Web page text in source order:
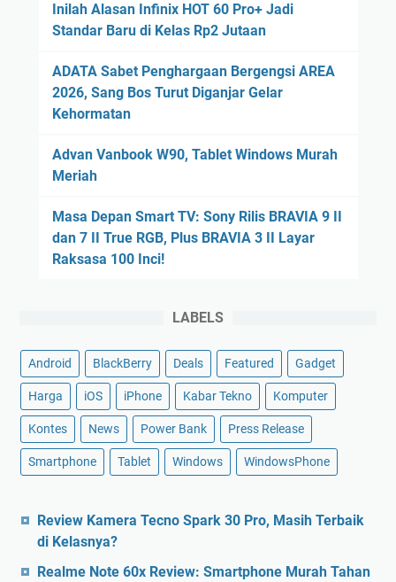
Inilah Alasan Infinix HOT 60 Pro+ Jadi
Standar Baru di Kelas Rp2 Jutaan
ADATA Sabet Penghargaan Bergengsi AREA
2026, Sang Bos Turut Diganjar Gelar
Kehormatan
Advan Vanbook W90, Tablet Windows Murah
Meriah
Masa Depan Smart TV: Sony Rilis BRAVIA 9 II
dan 7 II True RGB, Plus BRAVIA 3 II Layar
Raksasa 100 Inci!
LABELS
Android BlackBerry Deals Featured Gadget
Harga iOS iPhone Kabar Tekno Komputer
Kontes News Power Bank Press Release
Smartphone Tablet Windows WindowsPhone
Review Kamera Tecno Spark 30 Pro, Masih Terbaik
di Kelasnya?
Realme Note 60x Review: Smartphone Murah Tahan